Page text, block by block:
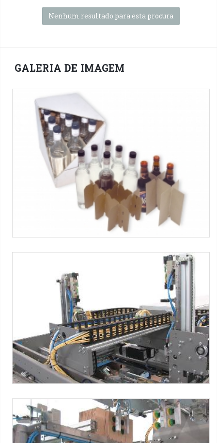
Nenhum resultado para esta procura
GALERIA DE IMAGEM
PID SBP®
Partitions inserting device
Máquinas SMI :Série CM ERGON-Série WP ERGON
® Partition Inserter
Caixa Wrap-around-Garrafas de vidro-
Vinhos e
bebida alcoólica
3x4 packs
Partitions inserting device
Máquinas SMI :Série WP ERGON-Série CM ERGON-PID SBP
® Partition Inserter
Caixa Wrap-around-Garrafas de vidro-Água mineral-
3x4 packs
PID SBP®